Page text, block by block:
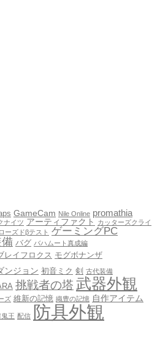
GameCam Nile Online promathia
ナイツ アーティファクト カッターズクライ
ーズドβテスト ゲーミングPC
バグ バハムート真成編
レイフロクス モグボナンザ
ンジョン 初音ミク 剣 古代装備
挑戦者の塔 武器外観
ズ 維新の記憶 織豊の記憶 自作アイテム
鬼王 配信 防具外観